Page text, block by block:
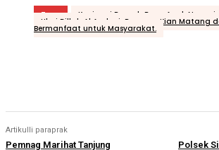
Tags
Kunjungi Rumah Baca Anak Nagari
Ubai Dillah Al Anshori: Program Kian Matang
Bermanfaat untuk Masyarakat.
Artikulli paraprak
Pemnag Marihat Tanjung
Polsek